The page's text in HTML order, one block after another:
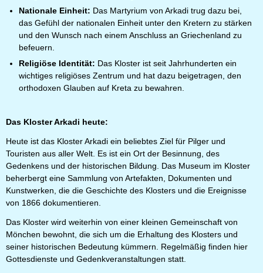
Nationale Einheit: Das Martyrium von Arkadi trug dazu bei,
das Gefühl der nationalen Einheit unter den Kretern zu stärken
und den Wunsch nach einem Anschluss an Griechenland zu
befeuern.
Religiöse Identität: Das Kloster ist seit Jahrhunderten ein
wichtiges religiöses Zentrum und hat dazu beigetragen, den
orthodoxen Glauben auf Kreta zu bewahren.
Das Kloster Arkadi heute:
Heute ist das Kloster Arkadi ein beliebtes Ziel für Pilger und
Touristen aus aller Welt. Es ist ein Ort der Besinnung, des
Gedenkens und der historischen Bildung. Das Museum im Kloster
beherbergt eine Sammlung von Artefakten, Dokumenten und
Kunstwerken, die die Geschichte des Klosters und die Ereignisse
von 1866 dokumentieren.
Das Kloster wird weiterhin von einer kleinen Gemeinschaft von
Mönchen bewohnt, die sich um die Erhaltung des Klosters und
seiner historischen Bedeutung kümmern. Regelmäßig finden hier
Gottesdienste und Gedenkveranstaltungen statt.